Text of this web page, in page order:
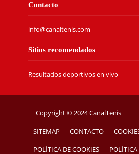
Contacto
info@canaltenis.com
Sitios recomendados
Resultados deportivos en vivo
Copyright © 2024 CanalTenis
SITEMAP CONTACTO
POLÍTICA DE COOKIES